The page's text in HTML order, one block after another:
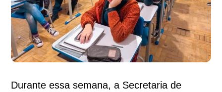
Durante essa semana, a Secretaria de